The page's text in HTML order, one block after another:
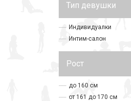
Тип девушки
Индивидуалки
Интим-салон
Рост
до 160 см
от 161 до 170 см